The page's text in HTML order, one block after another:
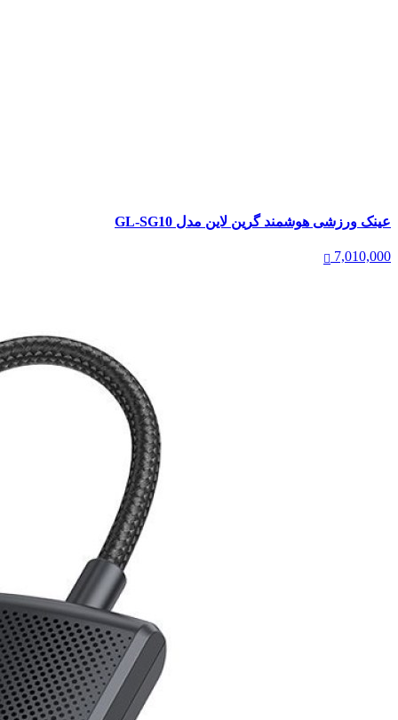
عینک ورزشی هوشمند گرین لاین مدل GL-SG10
7,010,000